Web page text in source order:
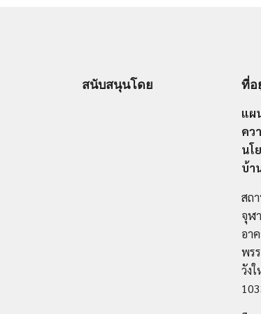
สนับสนุนโดย ที่อ
แผ
คว
นโ
บ้า
สถ
จุฬ
อา
พร
วัง